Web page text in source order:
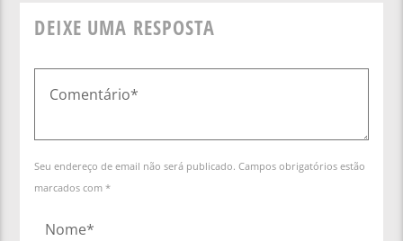
DEIXE UMA RESPOSTA
Seu endereço de email não será publicado. Campos obrigatórios estão
marcados com *